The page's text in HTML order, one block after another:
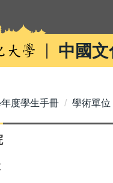
中國
度學生手冊 學術單位